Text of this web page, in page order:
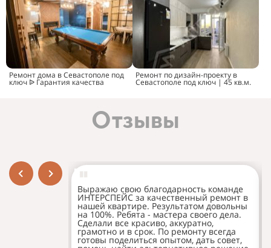
Ремонт дома в Севастополе под
ключ ᐉ Гарантия качества
Ремонт по дизайн-проекту в
Севастополе под ключ | 45 кв.м.
Отзывы
Выражаю свою благодарность команде
ИНТЕРСПЕЙС за качественный ремонт в
нашей квартире. Результатом довольны
на 100%. Ребята - мастера своего дела.
Сделали все красиво, аккуратно,
грамотно и в срок. По ремонту всегда
готовы поделиться опытом, дать совет,